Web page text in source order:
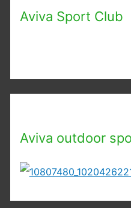
Aviva Sport Club
Aviva outdoor